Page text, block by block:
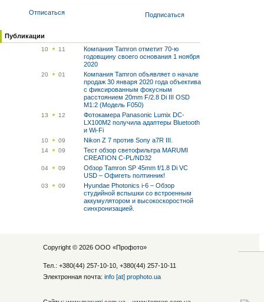
Отписаться Подписаться
Публикации
10 11
Компания Tamron отметит 70-ю
годовщину своего основания 1 ноября
2020
20 01
Компания Tamron объявляет о начале
продаж 30 января 2020 года объектива
с фиксированным фокусным
расстоянием 20mm F/2.8 Di III OSD
M1:2 (Модель F050)
13 12
Фотокамера Panasonic Lumix DC-
LX100M2 получила адаптеры Bluetooth
и Wi-Fi
10 09 Nikon Z 7 против Sony a7R III.
14 09
Тест обзор светофильтра MARUMI
CREATION C-PL/ND32
04 09
Обзор Tamron SP 45mm f/1.8 Di VC
USD – Офигеть полтинник!
03 09
Hyundae Photonics i-6 – Обзор
студийной вспышки со встроенным
аккумулятором и высокоскоростной
синхронизацией.
Copyright © 2026 ООО «Профото»
Тел.: +380(44) 257-10-10, +380(44) 257-10-11
Электронная почта: info [at] prophoto.ua